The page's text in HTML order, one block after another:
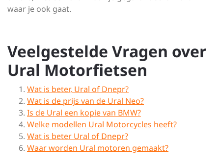
waar je ook gaat.
Veelgestelde Vragen over
Ural Motorfietsen
Wat is beter, Ural of Dnepr?
Wat is de prijs van de Ural Neo?
Is de Ural een kopie van BMW?
Welke modellen Ural Motorcycles heeft?
Wat is beter Ural of Dnepr?
Waar worden Ural motoren gemaakt?